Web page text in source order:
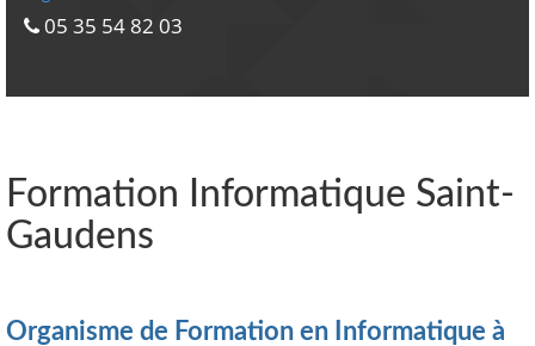
05 35 54 82 03
Formation Informatique Saint-
Gaudens
Organisme de Formation en Informatique à